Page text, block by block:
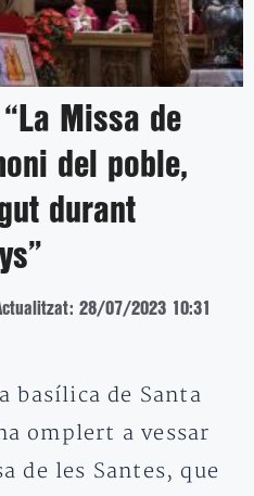
Missa de
del poble,
durant
28/07/2023 10:31
basílica de Santa
omplert a vessar
de les Santes, que